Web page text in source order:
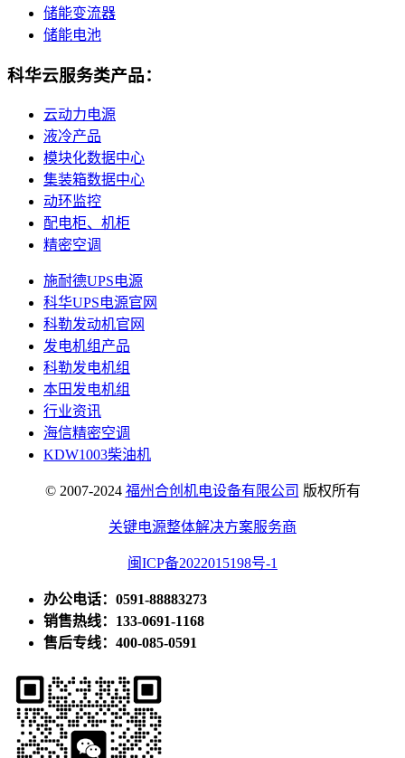
储能变流器
储能电池
科华云服务类产品：
云动力电源
液冷产品
模块化数据中心
集装箱数据中心
动环监控
配电柜、机柜
精密空调
施耐德UPS电源
科华UPS电源官网
科勒发动机官网
发电机组产品
科勒发电机组
本田发电机组
行业资讯
海信精密空调
KDW1003柴油机
© 2007-2024 福州合创机电设备有限公司 版权所有
关键电源整体解决方案服务商
闽ICP备2022015198号-1
办公电话：0591-88883273
销售热线：133-0691-1168
售后专线：400-085-0591